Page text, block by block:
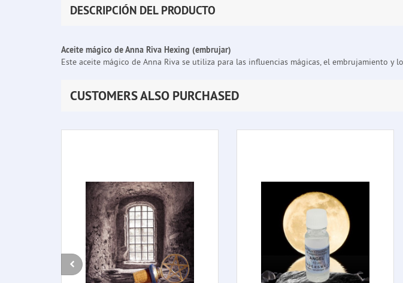
DESCRIPCIÓN DEL PRODUCTO
Aceite mágico de Anna Riva Hexing (embrujar)
Este aceite mágico de Anna Riva se utiliza para las influencias mágicas, el embrujamiento y
CUSTOMERS ALSO PURCHASED